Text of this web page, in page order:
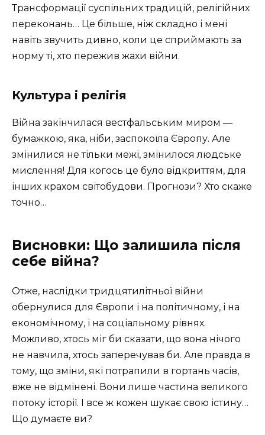
Трансформації суспільних традицій, релігійних
переконань… Це більше, ніж складно і мені
навіть звучить дивно, коли це сприймають за
норму ті, хто пережив жахи війни.
Культура і релігія
Війна закінчилася вестфальським миром —
бумажкою, яка, ніби, заспокоїла Європу. Але
змінилися не тільки межі, змінилося людське
мислення! Для когось це було відкриттям, для
інших крахом світобудови. Прогнози? Хто скаже
точно…
Висновки: Що залишила після
себе війна?
Отже, наслідки тридцятилітньої війни
обернулися для Європи і на політичному, і на
економічному, і на соціальному рівнях.
Можливо, хтось міг би сказати, що вона нічого
не навчила, хтось заперечував би. Але правда в
тому, що зміни, які потрапили в гортань часів,
вже не відмінені. Вони лише частина великого
потоку історії. І все ж кожен шукає свою істину…
Що думаєте ви?